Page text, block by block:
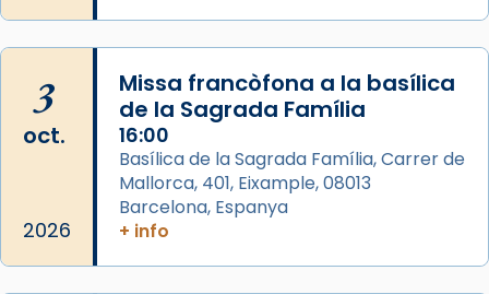
Share
Arquebisbat de Barcelona
2 weeks ago
Jaume, fill de Zebedeu, és juntament amb el
seu germà Joan i Pere un dels que
acompanyava més de prop Jesús.
3
oct.
2026
Missa francòfona a la basílica
de la Sagrada Família
16:00
Basílica de la Sagrada Família, Carrer de
Mallorca, 401, Eixample, 08013
Barcelona, Espanya
+ info